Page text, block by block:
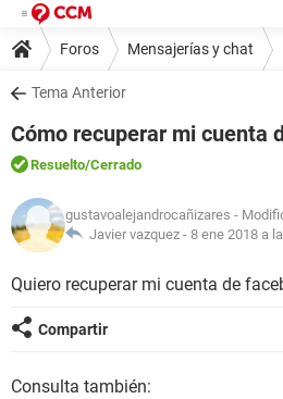
Foros Mensajerías y chat
Tema Anterior
Cómo recuperar mi cuenta
Resuelto/Cerrado
gustavoalejandrocañizares -
Javier vazquez - 8 ene 2018 a
Quiero recuperar mi cuenta de
Compartir
Consulta también: